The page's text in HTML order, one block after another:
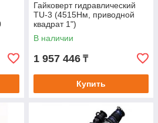
Гайковерт гидравлический
TU-3 (4515Нм, приводной
квадрат 1")
В наличии
1 957 446 ₸
Купить